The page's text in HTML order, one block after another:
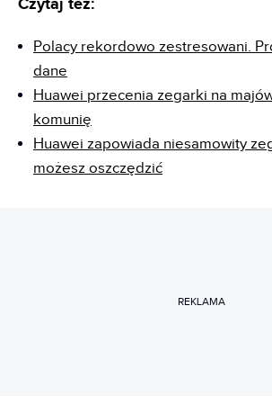
Czytaj też:
Polacy rekordowo zestresowani.
dane
Huawei przecenia zegarki na
komunię
Huawei zapowiada niesamowity
możesz oszczędzić
REKLAMA